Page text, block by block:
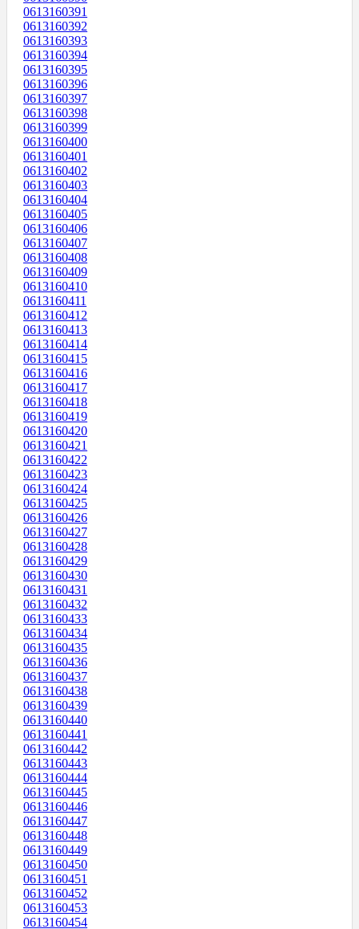
0613160391
0613160392
0613160393
0613160394
0613160395
0613160396
0613160397
0613160398
0613160399
0613160400
0613160401
0613160402
0613160403
0613160404
0613160405
0613160406
0613160407
0613160408
0613160409
0613160410
0613160411
0613160412
0613160413
0613160414
0613160415
0613160416
0613160417
0613160418
0613160419
0613160420
0613160421
0613160422
0613160423
0613160424
0613160425
0613160426
0613160427
0613160428
0613160429
0613160430
0613160431
0613160432
0613160433
0613160434
0613160435
0613160436
0613160437
0613160438
0613160439
0613160440
0613160441
0613160442
0613160443
0613160444
0613160445
0613160446
0613160447
0613160448
0613160449
0613160450
0613160451
0613160452
0613160453
0613160454